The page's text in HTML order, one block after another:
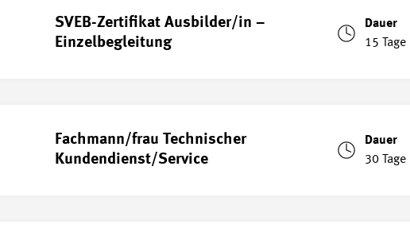
SVEB-Zertifikat Ausbilder/in –
Einzelbegleitung
Dauer
15 Tage
Fachmann/frau Technischer
Kundendienst/Service
Dauer
30 Tage